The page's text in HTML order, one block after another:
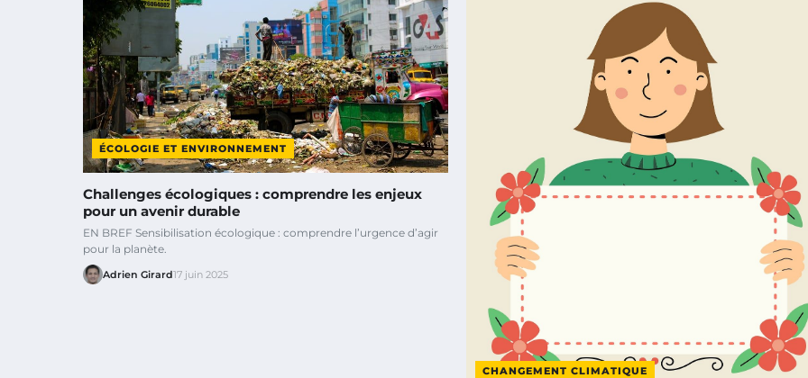
ÉCOLOGIE ET ENVIRONNEMENT
Challenges écologiques : comprendre les enjeux
pour un avenir durable
EN BREF Sensibilisation écologique : comprendre l’urgence d’agir
pour la planète.
Adrien Girard17 juin 2025
CHANGEMENT CLIMATIQUE